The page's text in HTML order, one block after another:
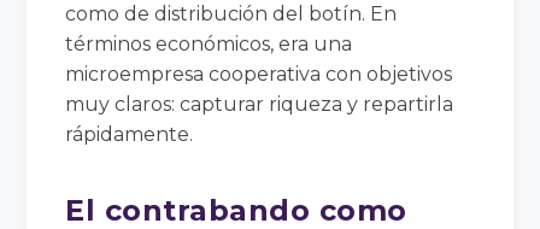
como de distribución del botín. En
términos económicos, era una
microempresa cooperativa con objetivos
muy claros: capturar riqueza y repartirla
rápidamente.
El contrabando como